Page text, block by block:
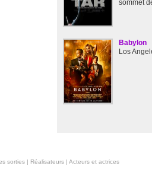
sommet
Babylon
Los
sorties| Réalisateurs| Acteurs et actrices